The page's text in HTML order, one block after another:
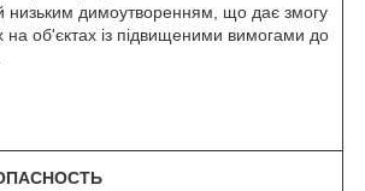
й низьким димоутворенням, що дає змогу
на об'єктах із підвищеними вимогами до